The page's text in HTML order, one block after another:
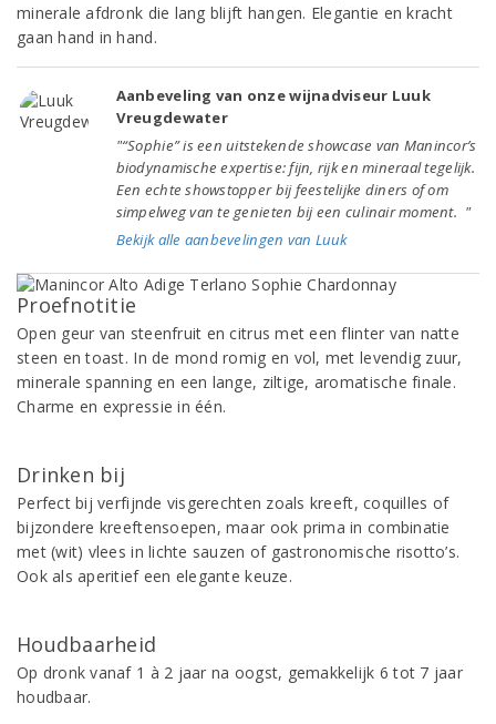
minerale afdronk die lang blijft hangen. Elegantie en kracht
gaan hand in hand.
Aanbeveling van onze wijnadviseur Luuk
Vreugdewater
"“Sophie” is een uitstekende showcase van Manincor’s
biodynamische expertise: fijn, rijk en mineraal tegelijk.
Een echte showstopper bij feestelijke diners of om
simpelweg van te genieten bij een culinair moment. "
Bekijk alle aanbevelingen van Luuk
Proefnotitie
Open geur van steenfruit en citrus met een flinter van natte
steen en toast. In de mond romig en vol, met levendig zuur,
minerale spanning en een lange, ziltige, aromatische finale.
Charme en expressie in één.
Drinken bij
Perfect bij verfijnde visgerechten zoals kreeft, coquilles of
bijzondere kreeftensoepen, maar ook prima in combinatie
met (wit) vlees in lichte sauzen of gastronomische risotto’s.
Ook als aperitief een elegante keuze.
Houdbaarheid
Op dronk vanaf 1 à 2 jaar na oogst, gemakkelijk 6 tot 7 jaar
houdbaar.